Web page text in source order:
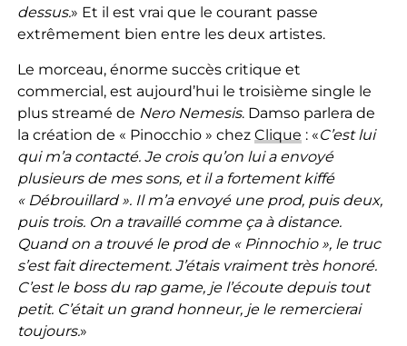
dessus.» Et il est vrai que le courant passe
extrêmement bien entre les deux artistes.
Le morceau, énorme succès critique et
commercial, est aujourd’hui le troisième single le
plus streamé de Nero Nemesis. Damso parlera de
la création de « Pinocchio » chez Clique : «C’est lui
qui m’a contacté. Je crois qu’on lui a envoyé
plusieurs de mes sons, et il a fortement kiffé
« Débrouillard ». Il m’a envoyé une prod, puis deux,
puis trois. On a travaillé comme ça à distance.
Quand on a trouvé le prod de « Pinnochio », le truc
s’est fait directement. J’étais vraiment très honoré.
C’est le boss du rap game, je l’écoute depuis tout
petit. C’était un grand honneur, je le remercierai
toujours.»